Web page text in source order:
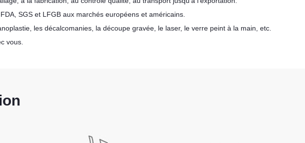
SGS et LFGB aux marchés européens et américains.
les décalcomanies, la découpe gravée, le laser, le verre peint à la main, etc.
vous.